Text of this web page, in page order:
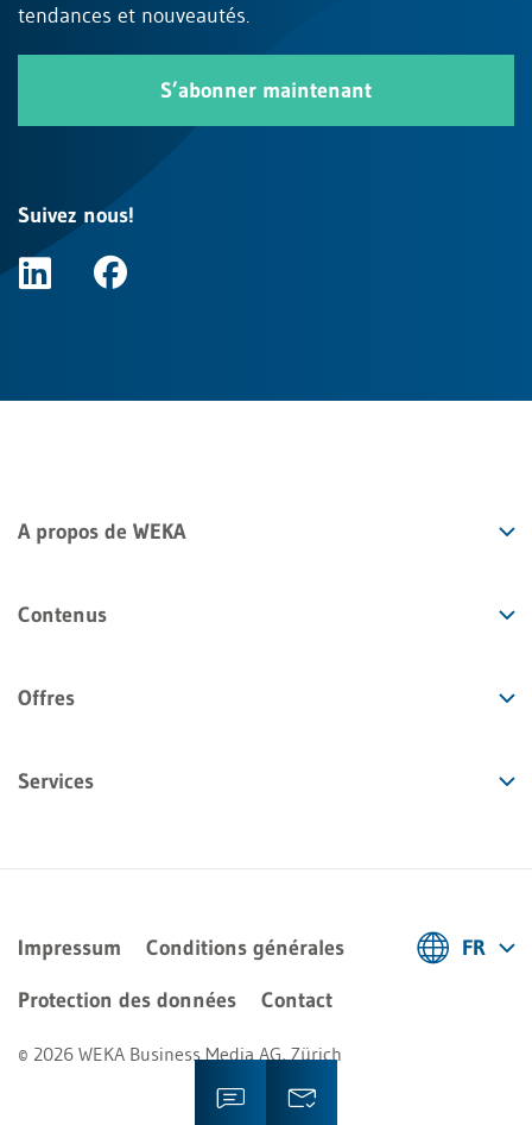
tendances et nouveautés.
S’abonner maintenant
Suivez nous!
A propos de WEKA
Contenus
Offres
Services
Impressum
Conditions générales
Protection des données
Contact
© 2026 WEKA Business Media AG, Zürich
FR